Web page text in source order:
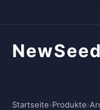
NewSeed
Startseite›Produkte›